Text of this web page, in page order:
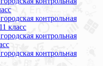
контрольная
класс
контрольная
контрольная